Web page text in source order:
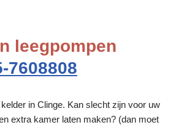
leegpompen
7608808
in Clinge. Kan slecht zijn voor uw
extra kamer laten maken? (dan moet